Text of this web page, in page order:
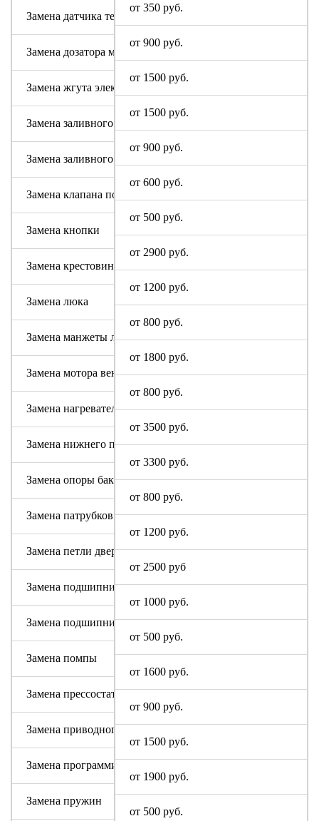
от 350 руб.
от 900 руб.
от 1500 руб.
от 1500 руб.
от 900 руб.
от 600 руб.
от 500 руб.
от 2900 руб.
от 1200 руб.
от 800 руб.
от 1800 руб.
от 800 руб.
от 3500 руб.
от 3300 руб.
от 800 руб.
от 1200 руб.
от 2500 руб
от 1000 руб.
от 500 руб.
от 1600 руб.
от 900 руб.
от 1500 руб.
от 1900 руб.
от 500 руб.
Замена датчика температуры или термостата
Замена дозатора моющих средств
Замена жгута электропроводки
Замена заливного клапана (КЭНа)
Замена заливного шланга
Замена клапана подачи воды
Замена кнопки
Замена крестовины
Замена люка
Замена манжеты люка
Замена мотора вентилятора сушки
Замена нагревательного элемента (тена)
Замена нижнего противовеса
Замена опоры бака
Замена патрубков (сливных, заливных)
Замена петли дверцы
Замена подшипника
Замена подшипникового узла
Замена помпы
Замена прессостата (датчика уровня)
Замена приводного ремня Ай-Стар
Замена программируемого модуля на новый
Замена пружин